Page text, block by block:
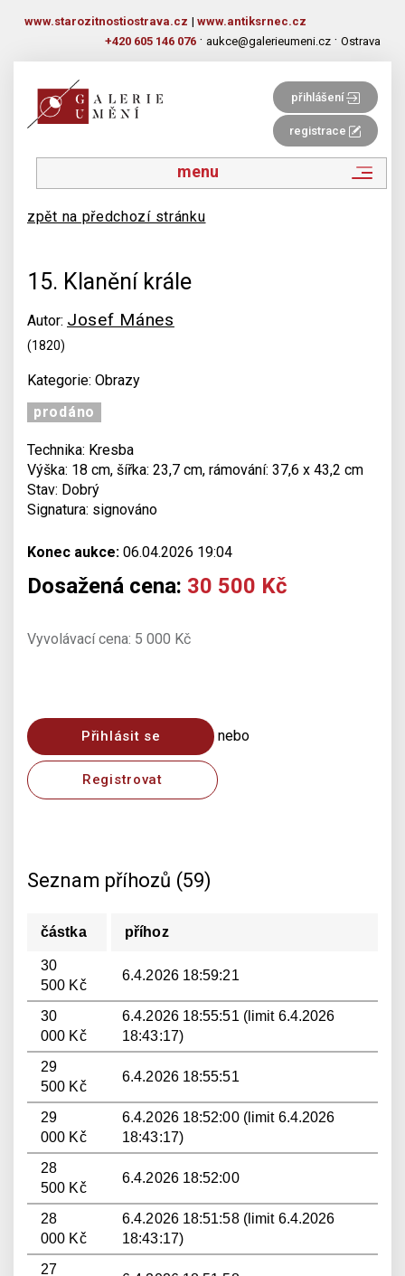
www.starozitnostiostrava.cz | www.antiksrnec.cz
+420 605 146 076 · aukce@galerieumeni.cz · Ostrava
přihlášení
registrace
menu
zpět na předchozí stránku
15. Klanění krále
Autor: Josef Mánes
(1820)
Kategorie: Obrazy
prodáno
Technika: Kresba
Výška: 18 cm, šířka: 23,7 cm, rámování: 37,6 x 43,2 cm
Stav: Dobrý
Signatura: signováno
Konec aukce: 06.04.2026 19:04
Dosažená cena: 30 500 Kč
Vyvolávací cena: 5 000 Kč
Přihlásit se nebo
Registrovat
Seznam příhozů (59)
částka příhoz
30
500 Kč
6.4.2026 18:59:21
30
000 Kč
6.4.2026 18:55:51 (limit 6.4.2026
18:43:17)
29
500 Kč
6.4.2026 18:55:51
29
000 Kč
6.4.2026 18:52:00 (limit 6.4.2026
18:43:17)
28
500 Kč
6.4.2026 18:52:00
28
000 Kč
6.4.2026 18:51:58 (limit 6.4.2026
18:43:17)
27